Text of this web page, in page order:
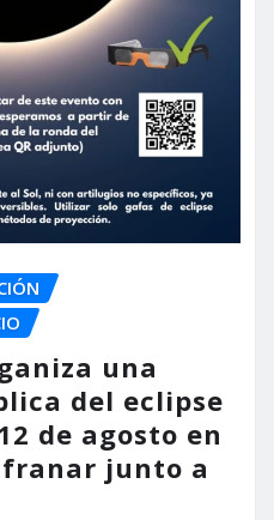
una
del eclipse
de agosto en
junto a